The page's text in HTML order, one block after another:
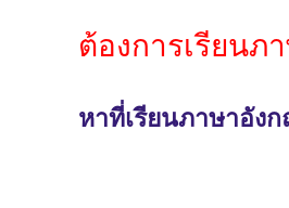
ต้องการเรียน
หาที่เรียนภาษาอัง